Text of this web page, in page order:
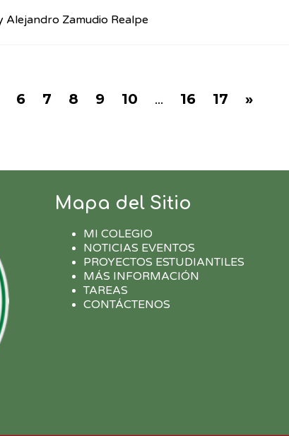
Alejandro Zamudio Realpe
6 7 8 9 10 ... 16 17 »
Mapa del Sitio
MI COLEGIO
NOTICIAS EVENTOS
PROYECTOS ESTUDIANTILES
MÁS INFORMACIÓN
TAREAS
CONTÁCTENOS